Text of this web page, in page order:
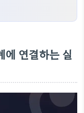
에 연결하는 실